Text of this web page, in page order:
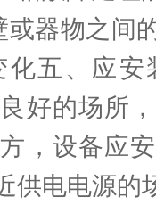
器物之间
五、应安
好的场所
，设备应
供电电源的